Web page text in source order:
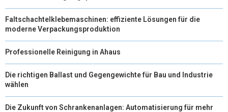
Faltschachtelklebemaschinen: effiziente Lösungen für die
moderne Verpackungsproduktion
Professionelle Reinigung in Ahaus
Die richtigen Ballast und Gegengewichte für Bau und Industrie
wählen
Die Zukunft von Schrankenanlagen: Automatisierung für mehr